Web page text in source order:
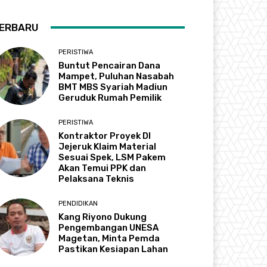
PERISTIWA
Buntut Pencairan Dana
Mampet, Puluhan Nasabah
BMT MBS Syariah Madiun
Geruduk Rumah Pemilik
PERISTIWA
Kontraktor Proyek DI
Jejeruk Klaim Material
Sesuai Spek, LSM Pakem
Akan Temui PPK dan
Pelaksana Teknis
PENDIDIKAN
Kang Riyono Dukung
Pengembangan UNESA
Magetan, Minta Pemda
Pastikan Kesiapan Lahan